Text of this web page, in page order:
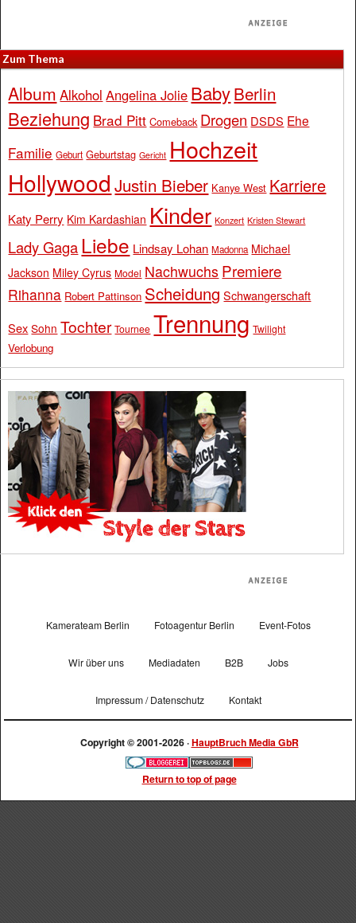
Zum Thema
Album Alkohol Angelina Jolie BabyBerlin
Beziehung Brad Pitt Comeback Drogen DSDS Ehe
Familie Geburt Geburtstag Gericht Hochzeit
Hollywood Justin Bieber Kanye West Karriere
Katy Perry Kim Kardashian Kinder Konzert Kristen Stewart
Lady Gaga Liebe Lindsay Lohan Madonna Michael
Jackson Miley Cyrus Model Nachwuchs Premiere
Rihanna Robert Pattinson Scheidung Schwangerschaft
Sex Sohn Tochter Tournee Trennung Twilight
Verlobung
Kamerateam Berlin Fotoagentur Berlin Event-Fotos
Wir über uns Mediadaten B2B Jobs
Impressum / Datenschutz Kontakt
Copyright © 2001-2026 ·HauptBruch Media GbR
Return to top of page